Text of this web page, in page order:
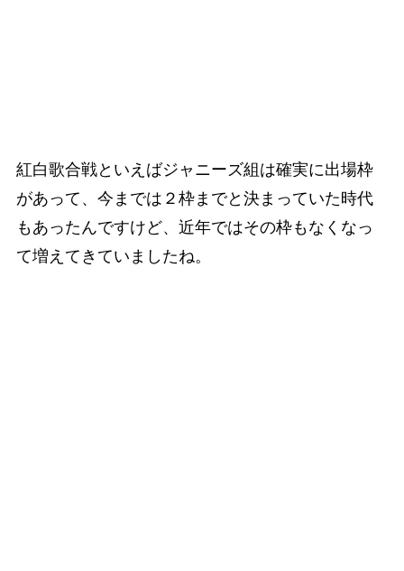
紅白歌合戦といえばジャニーズ組は確実に出場枠
があって、今までは２枠までと決まっていた時代
もあったんですけど、近年ではその枠もなくなっ
て増えてきていましたね。